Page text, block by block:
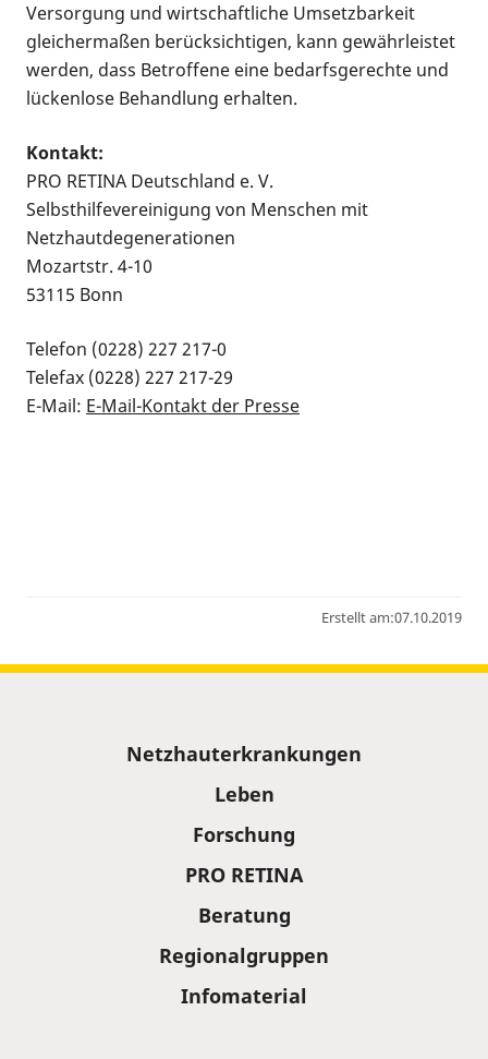
Versorgung und wirtschaftliche Umsetzbarkeit
gleichermaßen berücksichtigen, kann gewährleistet
werden, dass Betroffene eine bedarfsgerechte und
lückenlose Behandlung erhalten.
Kontakt:
PRO RETINA Deutschland e. V.
Selbsthilfevereinigung von Menschen mit
Netzhautdegenerationen
Mozartstr. 4-10
53115 Bonn
Telefon (0228) 227 217-0
Telefax (0228) 227 217-29
E-Mail: E-Mail-Kontakt der Presse
Erstellt am:07.10.2019
Netzhauterkrankungen
Leben
Forschung
PRO RETINA
Beratung
Regionalgruppen
Infomaterial